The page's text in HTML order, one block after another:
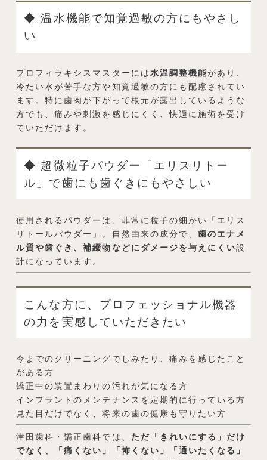
◆ 温水機能で知覚過敏の方にもやさし
い
プロフィラキシスマスターには水温調整機能があり、
冷たい水が苦手な方や知覚過敏の方にも配慮されてい
ます。特に歯肉が下がって根元が露出しているような
方でも、痛みや刺激を感じにくく、快適に施術を受け
ていただけます。
◆ 超微粒子パウダー「エリスリトー
ル」で歯にも歯ぐきにもやさしい
使用されるパウダーは、非常に粒子の細かい「エリス
リトールパウダー」。自然由来の成分で、歯のエナメ
ル質や歯ぐき、補綴物などにダメージを与えにくい設
計になっています。
こんな方に、プロフェッショナル機器
の力を実感していただきたい
今までのクリーニングでしみたり、痛みを感じたこと
がある方
矯正中の装置まわりの汚れが気になる方
インプラントのメンテナンスを定期的に行っている方
見た目だけでなく、将来の歯の健康も守りたい方
津田歯科・矯正歯科では、 ただ「きれいにする」だけ
でなく、「痛くない」「怖くない」「通いたくなる」